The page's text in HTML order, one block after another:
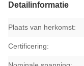
Detailinformatie
Plaats van herkomst:
Certificering: